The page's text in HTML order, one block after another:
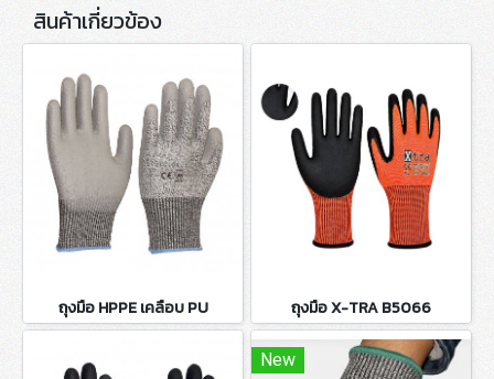
สินค้าเกี่ยวข้อง
ถุงมือ HPPE เคลือบ PU ถุงมือ X-TRA B5066
New